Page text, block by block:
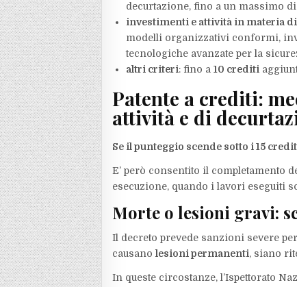
decurtazione, fino a un massimo di
investimenti e attività in materia
modelli organizzativi conformi,
tecnologiche avanzate per la
altri criteri: fino a10 crediti
Patente a crediti:
attività e di
Se il punteggio scende sotto i 15
E’ però consentito il completamento
esecuzione, quando i lavori eseguiti
Morte o lesioni gravi:
Il decreto prevede sanzioni severe
causanolesioni permanenti, siano
In queste circostanze, l’Ispettorato